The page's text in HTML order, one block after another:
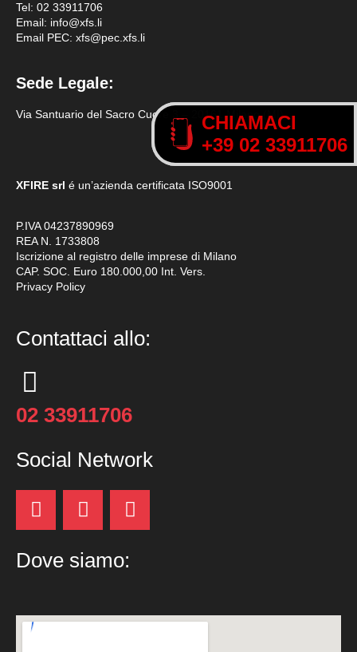
Tel: 02 33911706
Email: info@xfs.li
Email PEC: xfs@pec.xfs.li
Sede Legale:
Via Santuario del Sacro Cuore 3 – 20161 Milano (MI)
XFIRE srl é un’azienda certificata ISO9001
P.IVA 04237890969
REA N. 1733808
Iscrizione al registro delle imprese di Milano
CAP. SOC. Euro 180.000,00 Int. Vers.
Privacy Policy
Contattaci allo:
02 33911706
Social Network
CHIAMACI
+39 02 33911706
Dove siamo:
CHIAMACI
+39 02 33911706